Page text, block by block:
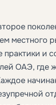
местного
и
ОАЭ, где